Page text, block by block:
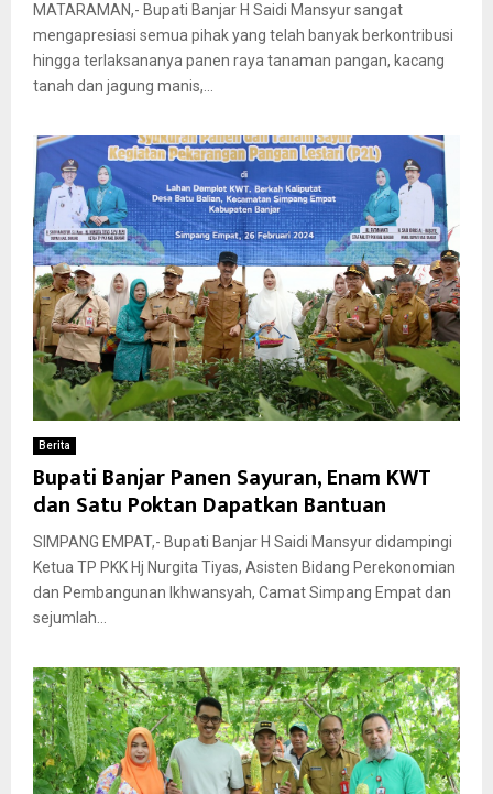
MATARAMAN,- Bupati Banjar H Saidi Mansyur sangat
mengapresiasi semua pihak yang telah banyak berkontribusi
hingga terlaksananya panen raya tanaman pangan, kacang
tanah dan jagung manis,...
Berita
Bupati Banjar Panen Sayuran, Enam KWT
dan Satu Poktan Dapatkan Bantuan
SIMPANG EMPAT,- Bupati Banjar H Saidi Mansyur didampingi
Ketua TP PKK Hj Nurgita Tiyas, Asisten Bidang Perekonomian
dan Pembangunan Ikhwansyah, Camat Simpang Empat dan
sejumlah...